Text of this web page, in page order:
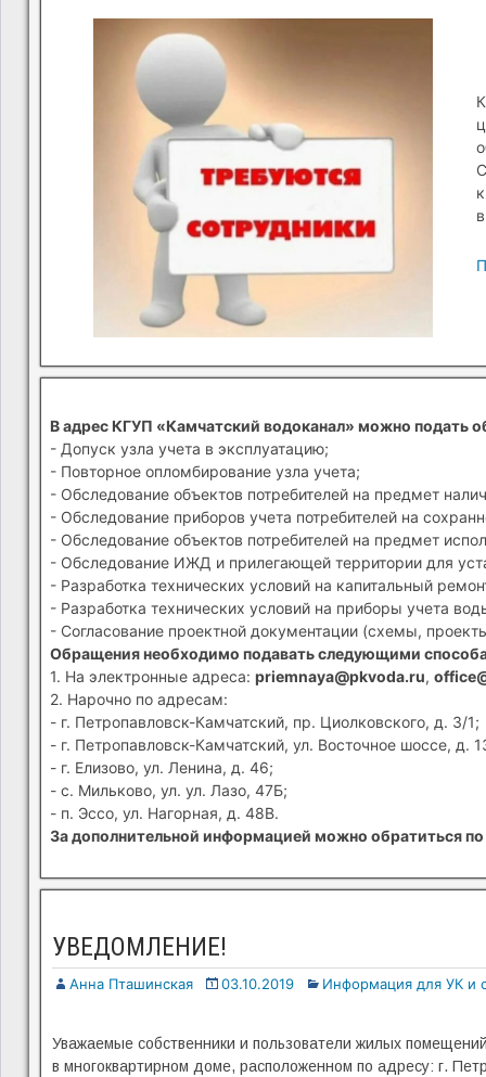
В адрес КГУП «Камчатский водоканал» можно подать
- Допуск узла учета в эксплуатацию;
- Повторное опломбирование узла учета;
- Обследование объектов потребителей на предмет
- Обследование приборов учета потребителей на
- Обследование объектов потребителей на предмет
- Обследование ИЖД и прилегающей территории для
- Разработка технических условий на капитальный
- Разработка технических условий на приборы учета
- Согласование проектной документации (схемы,
Обращения необходимо подавать следующими
1. На электронные адреса: priemnaya@pkvoda.ru,
2. Нарочно по адресам:
- г. Петропавловск-Камчатский, пр. Циолковского, д. 3/1;
- г. Петропавловск-Камчатский, ул. Восточное шоссе, д.
- г. Елизово, ул. Ленина, д. 46;
- с. Мильково, ул. ул. Лазо, 47Б;
- п. Эссо, ул. Нагорная, д. 48В.
За дополнительной информацией можно обратиться
УВЕДОМЛЕНИЕ!
Анна Пташинская 03.10.2019 Информация для УК и
Уважаемые собственники и пользователи жилых
в многоквартирном доме, расположенном по адресу: г.